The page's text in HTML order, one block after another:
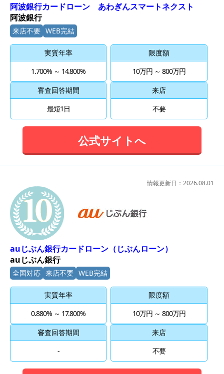
阿波銀行カードローン あわぎんスマートネクスト
阿波銀行
来店不要 WEB完結
実質年率
1.700% ～ 14.800%
限度額
10万円 ～ 800万円
審査回答期間
最短1日
来店
不要
公式サイトへ
auじぶん銀行カードローン（じぶんローン）
auじぶん銀行
全国対応 来店不要 WEB完結
実質年率
0.880% ～ 17.800%
限度額
10万円 ～ 800万円
審査回答期間
-
来店
不要
情報更新日： 2026.08.01